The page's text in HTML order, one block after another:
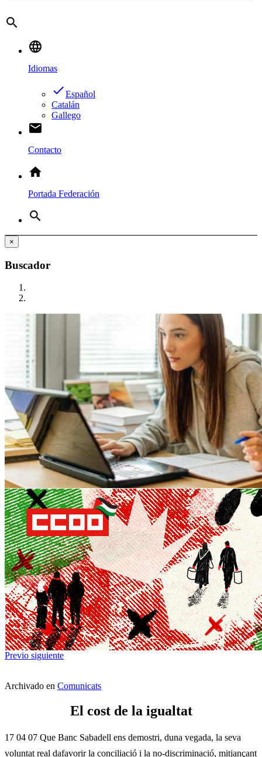
search
language
Idiomas
doneEspañol
Catalán
Gallego
email
Contacto
home
Portada Federación
search
×
Buscador
Previo siguiente
Archivado en Comunicats
El cost de la igualtat
17 04 07 Que Banc Sabadell ens demostri, duna vegada, la seva
voluntat real dafavorir la conciliació i la no-discriminació, mitjançant